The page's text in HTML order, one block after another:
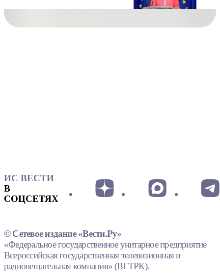
ИС ВЕСТИ
В
СОЦСЕТЯХ
© Сетевое издание «Вести.Ру»
«Федеральное государственное унитарное предприятие
Всероссийская государственная телевизионная и
радиовещательная компания» (ВГТРК).